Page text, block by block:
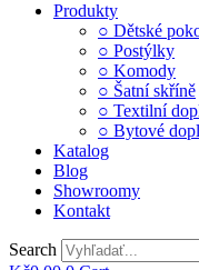
Produkty
○ Dětské
○ Postýlky
○ Komody
○ Šatní skříně
○ Textilní
○ Bytové
Katalog
Blog
Showroomy
Kontakt
Search